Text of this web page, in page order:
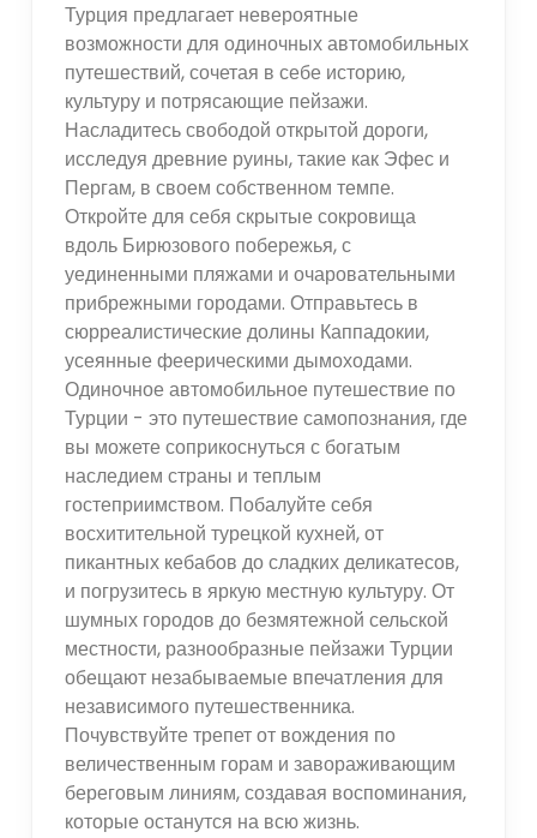
Турция предлагает невероятные
возможности для одиночных автомобильных
путешествий, сочетая в себе историю,
культуру и потрясающие пейзажи.
Насладитесь свободой открытой дороги,
исследуя древние руины, такие как Эфес и
Пергам, в своем собственном темпе.
Откройте для себя скрытые сокровища
вдоль Бирюзового побережья, с
уединенными пляжами и очаровательными
прибрежными городами. Отправьтесь в
сюрреалистические долины Каппадокии,
усеянные феерическими дымоходами.
Одиночное автомобильное путешествие по
Турции - это путешествие самопознания, где
вы можете соприкоснуться с богатым
наследием страны и теплым
гостеприимством. Побалуйте себя
восхитительной турецкой кухней, от
пикантных кебабов до сладких деликатесов,
и погрузитесь в яркую местную культуру. От
шумных городов до безмятежной сельской
местности, разнообразные пейзажи Турции
обещают незабываемые впечатления для
независимого путешественника.
Почувствуйте трепет от вождения по
величественным горам и завораживающим
береговым линиям, создавая воспоминания,
которые останутся на всю жизнь.